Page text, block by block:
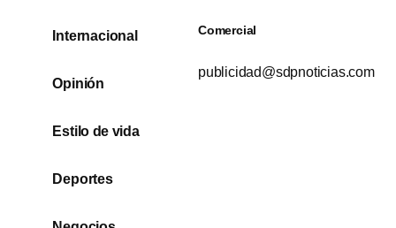
Internacional
Opinión
Estilo de vida
Deportes
Comercial
publicidad@sdpnoticias.com